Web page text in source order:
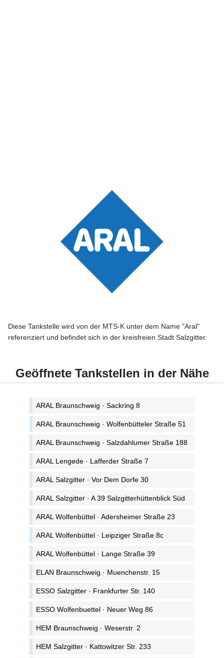
Diese Tankstelle wird von der MTS-K unter dem Name "Aral"
referenziert und befindet sich in der kreisfreien Stadt Salzgitter.
Geöffnete Tankstellen in der Nähe
ARAL Braunschweig · Sackring 8
ARAL Braunschweig · Wolfenbütteler Straße 51
ARAL Braunschweig · Salzdahlumer Straße 188
ARAL Lengede · Lafferder Straße 7
ARAL Salzgitter · Vor Dem Dorfe 30
ARAL Salzgitter · A 39 Salzgitterhüttenblick Süd
ARAL Wolfenbüttel · Adersheimer Straße 23
ARAL Wolfenbüttel · Leipziger Straße 8c
ARAL Wolfenbüttel · Lange Straße 39
ELAN Braunschweig · Muenchenstr. 15
ESSO Salzgitter · Frankfurter Str. 140
ESSO Wolfenbuettel · Neuer Weg 86
HEM Braunschweig · Weserstr. 2
HEM Salzgitter · Kattowitzer Str. 233